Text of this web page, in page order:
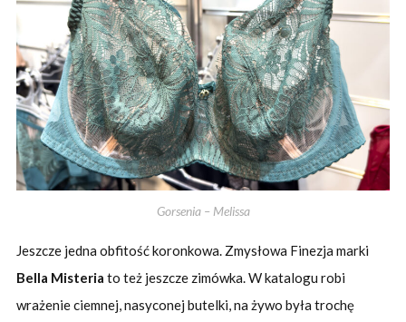
Gorsenia – Melissa
Jeszcze jedna obfitość koronkowa. Zmysłowa Finezja marki
Bella Misteria to też jeszcze zimówka. W katalogu robi
wrażenie ciemnej, nasyconej butelki, na żywo była trochę